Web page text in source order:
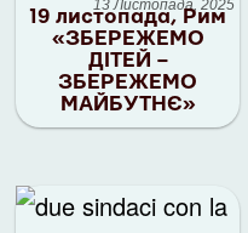
13 Листопада, 2025
19 листопада, Рим
«ЗБЕРЕЖЕМО
ДІТЕЙ –
ЗБЕРЕЖЕМО
МАЙБУТНЄ»